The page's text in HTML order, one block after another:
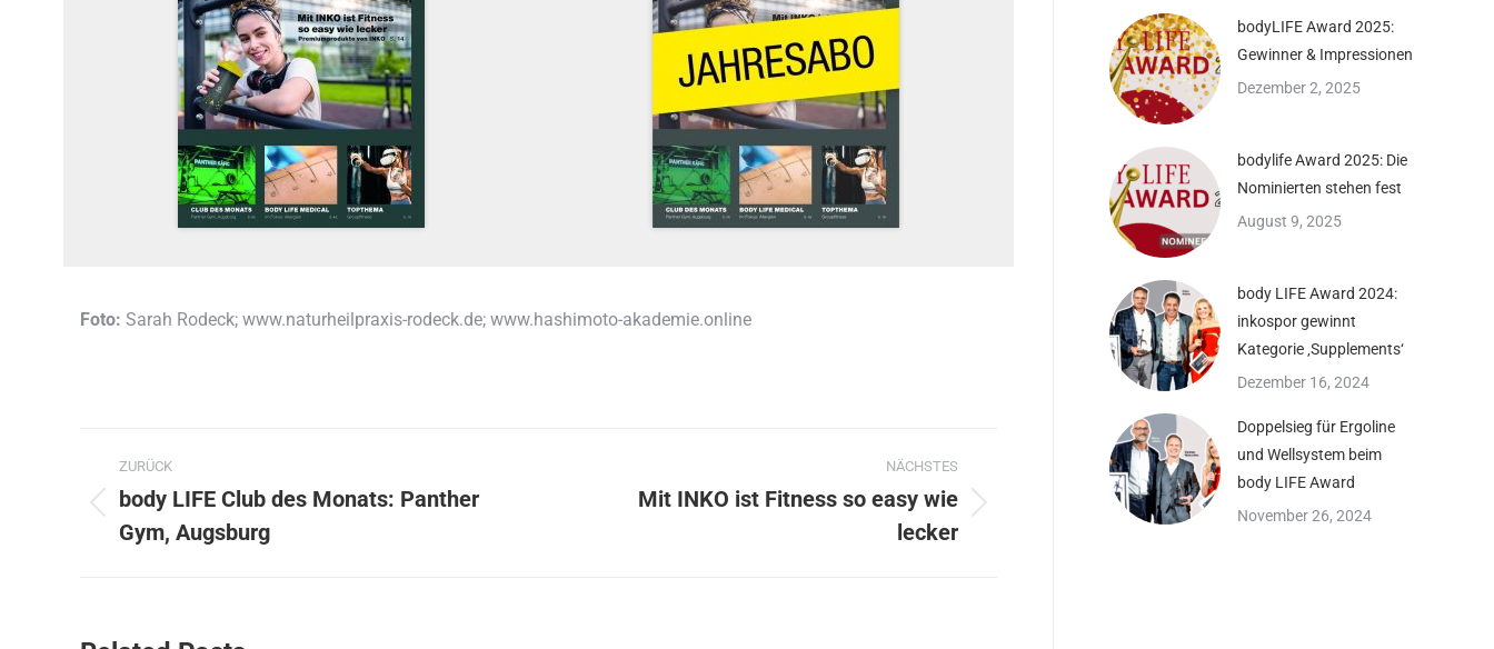
Foto: Sarah Rodeck; www.naturheilpraxis-rodeck.de; www.hashimoto-akademie.online
Kommentarnavigation
ZURÜCK
Vorheriger
Beitrag:
body LIFE Club des Monats: Panther
Gym, Augsburg
NÄCHSTES
Mit INKO ist Fitness so easy wie
lecker
bodyLIFE Award 2025:
Gewinner & Impressionen
Dezember 2, 2025
bodylife Award 2025: Die
Nominierten stehen fest
August 9, 2025
body LIFE Award 2024:
inkospor gewinnt
Kategorie ‚Supplements‘
Dezember 16, 2024
Doppelsieg für Ergoline
und Wellsystem beim
body LIFE Award
November 26, 2024